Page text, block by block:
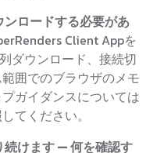
ロードする必要があ
Client Appを
ダウンロード、接続切
囲でのブラウザのメモ
ガイダンスについては
てください。
続けます — 何を確認す